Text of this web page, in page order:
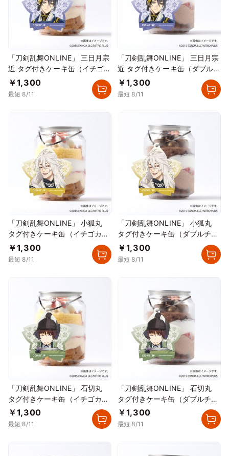
「刀剣乱舞ONLINE」 三日月宗
近 タグ付きケーキ缶（イチゴカ
スタード）
￥1,300
最短 8/11
「刀剣乱舞ONLINE」 三日月宗
近 タグ付きケーキ缶（ダブルチ
ョコレート）
￥1,300
最短 8/11
「刀剣乱舞ONLINE」 小狐丸
タグ付きケーキ缶（イチゴカス
タード）
￥1,300
最短 8/11
「刀剣乱舞ONLINE」 小狐丸
タグ付きケーキ缶（ダブルチョ
コレート）
￥1,300
最短 8/11
「刀剣乱舞ONLINE」 石切丸
タグ付きケーキ缶（イチゴカス
タード）
￥1,300
最短 8/11
「刀剣乱舞ONLINE」 石切丸
タグ付きケーキ缶（ダブルチョ
コレート）
￥1,300
最短 8/11